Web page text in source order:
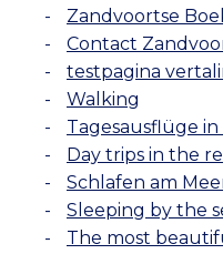
Zandvoortse
Contact
testpagina
Walking
Tagesausflüge
Day trips in the
Schlafen am
Sleeping by the
The most